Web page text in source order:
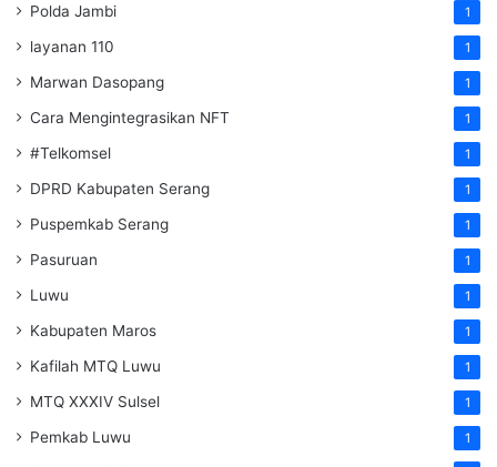
Polda Jambi 1
layanan 110 1
Marwan Dasopang 1
Cara Mengintegrasikan NFT 1
#Telkomsel 1
DPRD Kabupaten Serang 1
Puspemkab Serang 1
Pasuruan 1
Luwu 1
Kabupaten Maros 1
Kafilah MTQ Luwu 1
MTQ XXXIV Sulsel 1
Pemkab Luwu 1